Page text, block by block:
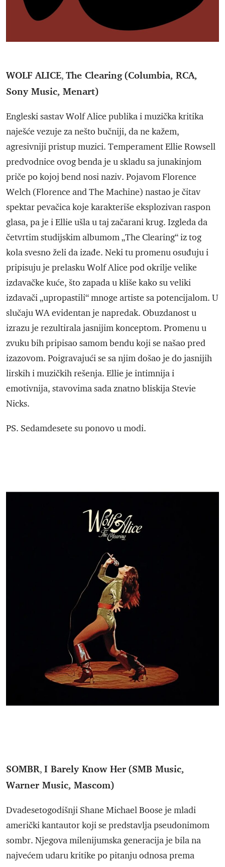
WOLF ALICE, The Clearing (Columbia, RCA,
Sony Music, Menart)
Engleski sastav Wolf Alice publika i muzička kritika
naješće vezuje za nešto bučniji, da ne kažem,
agresivniji pristup muzici. Temperament Ellie Rowsell
predvodnice ovog benda je u skladu sa junakinjom
priče po kojoj bend nosi naziv. Pojavom Florence
Welch (Florence and The Machine) nastao je čitav
spektar pevačica koje karakteriše eksplozivan raspon
glasa, pa je i Ellie ušla u taj začarani krug. Izgleda da
četvrtim studijskim albumom „The Clearing“ iz tog
kola svesno želi da izađe. Neki tu promenu osuđuju i
pripisuju je prelasku Wolf Alice pod okrilje velike
izdavačke kuće, što zapada u kliše kako su veliki
izdavači „upropastili“ mnoge artiste sa potencijalom. U
slučaju WA evidentan je napredak. Obuzdanost u
izrazu je rezultirala jasnijim konceptom. Promenu u
zvuku bih pripisao samom bendu koji se našao pred
izazovom. Poigravajući se sa njim došao je do jasnijih
lirskih i muzičkih rešenja. Ellie je intimnija i
emotivnija, stavovima sada znatno bliskija Stevie
Nicks.
PS. Sedamdesete su ponovo u modi.
SOMBR, I Barely Know Her (SMB Music,
Warner Music, Mascom)
Dvadesetogodišnji Shane Michael Boose je mladi
američki kantautor koji se predstavlja pseudonimom
sombr. Njegova milenijumska generacija je bila na
najvećem udaru kritike po pitanju odnosa prema